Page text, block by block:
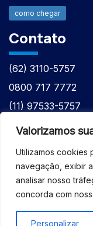
Valorizamos
Utilizamos cookies
navegação, exibir
analisar nosso
concorda com
Personalizar
como chegar
Contato
(62) 3110-5757
0800 717 7772
(11) 97533-5757
(62) 98610-7777
© 2026 -
EQUIPAMENTOS